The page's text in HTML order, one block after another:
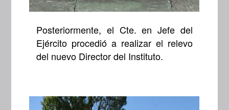
Posteriormente, el Cte. en Jefe del
Ejército procedió a realizar el relevo
del nuevo Director del Instituto.